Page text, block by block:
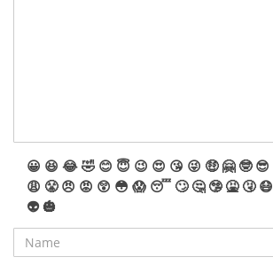
😀 😆 😂🤣 😊 😇 😉 😍 😘 😜 🤑 🤗 🤓 😎
😩 😤 😠 😡 😲 😳 😱 😴 🙄 🤔 🤥 🤮 🤧 😷
👽 🎃